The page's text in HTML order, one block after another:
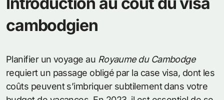
cambodgien
Planifier un voyage au Royaume du Cambodge
requiert un passage obligé par la case visa, dont les
coûts peuvent s’imbriquer subtilement dans votre